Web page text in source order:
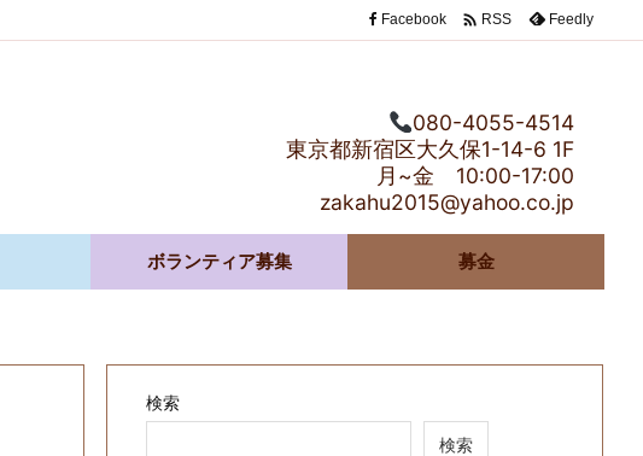
080-4055-4514
東京都新宿区大久保1-14-6 1F
月~金 10:00-17:00
zakahu2015@yahoo.co.jp
ボランティア募集 募金
Facebook  RSS Feedly
検索
検索